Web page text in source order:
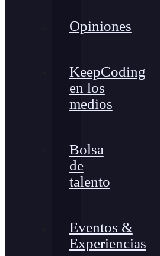
Opiniones
KeepCoding
en los
medios
Bolsa
de
talento
Eventos &
Experiencias